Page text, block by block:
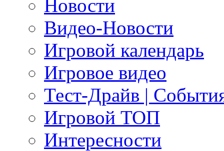
Новости
Видео-Новости
Игровой календарь
Игровое видео
Тест-Драйв |
Игровой ТОП
Интересности